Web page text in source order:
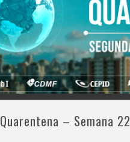
Quarentena – Semana 22